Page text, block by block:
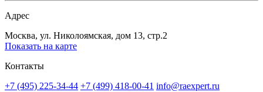
Адрес
Москва, ул. Николоямская, дом 13, стр.2
Показать на карте
Контакты
+7 (495) 225-34-44 +7 (499) 418-00-41 info@raexpert.ru